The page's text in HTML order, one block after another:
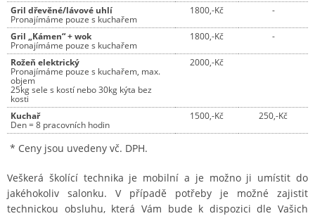
Gril dřevěné/lávové uhlí
Pronajímáme pouze s kuchařem
1800,-Kč -
Gril „Kámen“ + wok
Pronajímáme pouze s kuchařem
1800,-Kč -
Rožeň elektrický
Pronajímáme pouze s kuchařem, max.
objem
25kg sele s kostí nebo 30kg kýta bez
kosti
2000,-Kč
Kuchař
Den = 8 pracovních hodin
1500,-Kč 250,-Kč
* Ceny jsou uvedeny vč. DPH.
Veškerá školící technika je mobilní a je možno ji umístit do
jakéhokoliv salonku. V případě potřeby je možné zajistit
technickou obsluhu, která Vám bude k dispozici dle Vašich